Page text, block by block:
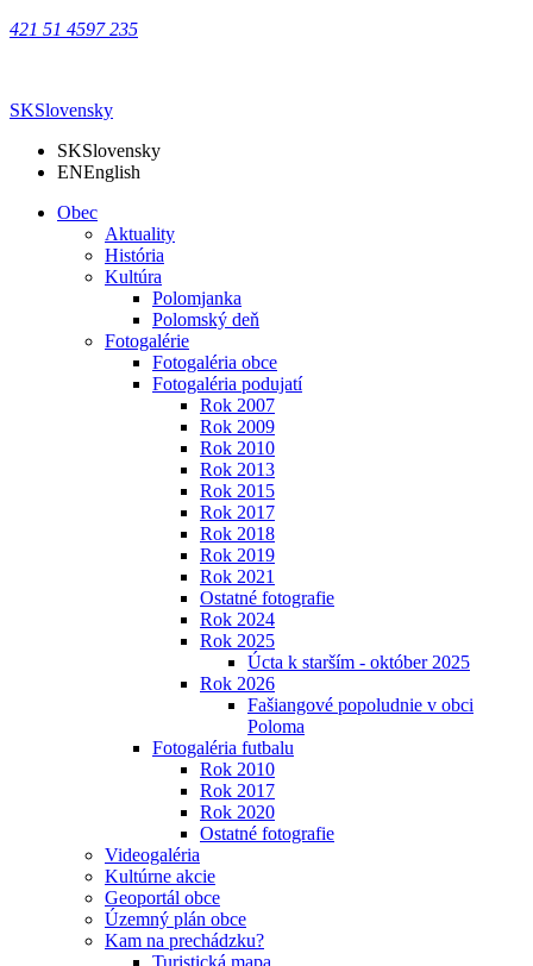
421 51 4597 235
SKSlovensky
SKSlovensky
ENEnglish
Obec
Aktuality
História
Kultúra
Polomjanka
Polomský deň
Fotogalérie
Fotogaléria obce
Fotogaléria podujatí
Rok 2007
Rok 2009
Rok 2010
Rok 2013
Rok 2015
Rok 2017
Rok 2018
Rok 2019
Rok 2021
Ostatné fotografie
Rok 2024
Rok 2025
Úcta k starším - október 2025
Rok 2026
Fašiangové popoludnie v obci
Poloma
Fotogaléria futbalu
Rok 2010
Rok 2017
Rok 2020
Ostatné fotografie
Videogaléria
Kultúrne akcie
Geoportál obce
Územný plán obce
Kam na prechádzku?
Turistická mapa